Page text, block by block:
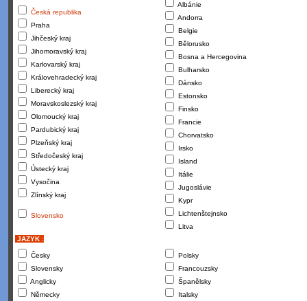
Česká republika
Praha
Jihčeský kraj
Jihomoravský kraj
Karlovarský kraj
Královehradecký kraj
Liberecký kraj
Moravskoslezský kraj
Olomoucký kraj
Pardubický kraj
Plzeňský kraj
Středočeský kraj
Ústecký kraj
Vysočina
Zlínský kraj
Slovensko
Albánie
Andorra
Belgie
Bělorusko
Bosna a Hercegovina
Bulharsko
Dánsko
Estonsko
Finsko
Francie
Chorvatsko
Irsko
Island
Itálie
Jugoslávie
Kypr
Lichtenštejnsko
Litva
JAZYK :
Česky
Slovensky
Anglicky
Německy
Polsky
Francouzsky
Španělsky
Italsky